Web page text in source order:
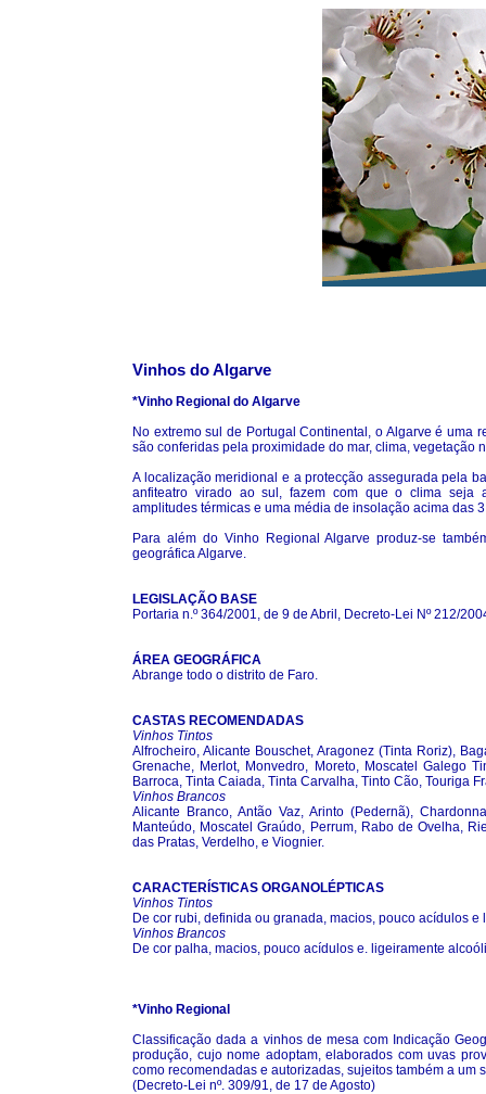
Vinhos do Algarve
*Vinho Regional do Algarve
No extremo sul de Portugal Continental, o Algarve é uma
são conferidas pela proximidade do mar, clima,
A localização meridional e a protecção assegurada pela
anfiteatro virado ao sul, fazem com que o clima seja
amplitudes térmicas e uma média de insolação acima das
Para além do Vinho Regional Algarve produz-se
geográfica Algarve.
LEGISLAÇÃO BASE
Portaria n.º 364/2001, de 9 de Abril, Decreto-Lei Nº 212/
ÁREA GEOGRÁFICA
Abrange todo o distrito de Faro.
CASTAS RECOMENDADAS
Vinhos Tintos
Alfrocheiro, Alicante Bouschet, Aragonez (Tinta Roriz),
Grenache, Merlot, Monvedro, Moreto, Moscatel Galego
Barroca, Tinta Caiada, Tinta Carvalha, Tinto Cão, Touriga
Vinhos Brancos
Alicante Branco, Antão Vaz, Arinto (Pedernã),
Manteúdo, Moscatel Graúdo, Perrum, Rabo de Ovelha,
das Pratas, Verdelho, e Viognier.
CARACTERÍSTICAS ORGANOLÉPTICAS
Vinhos Tintos
De cor rubi, definida ou granada, macios, pouco acídulos
Vinhos Brancos
De cor palha, macios, pouco acídulos e. ligeiramente
*Vinho Regional
Classificação dada a vinhos de mesa com Indicação
produção, cujo nome adoptam, elaborados com uvas
como recomendadas e autorizadas, sujeitos também a um
(Decreto-Lei nº. 309/91, de 17 de Agosto)